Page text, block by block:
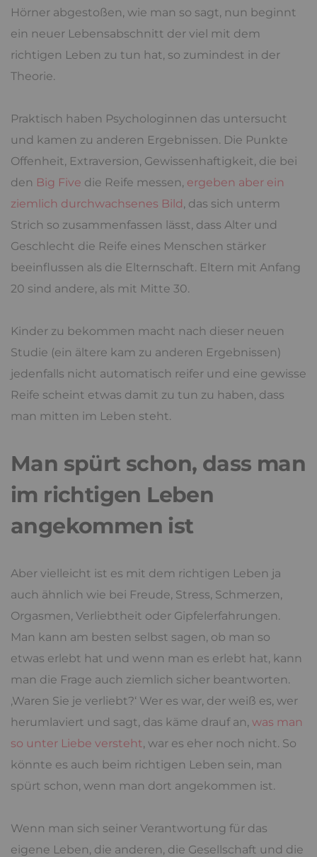
Hörner abgestoßen, wie man so sagt, nun beginnt
ein neuer Lebensabschnitt der viel mit dem
richtigen Leben zu tun hat, so zumindest in der
Theorie.
Praktisch haben Psychologinnen das untersucht
und kamen zu anderen Ergebnissen. Die Punkte
Offenheit, Extraversion, Gewissenhaftigkeit, die bei
den Big Five die Reife messen, ergeben aber ein
ziemlich durchwachsenes Bild, das sich unterm
Strich so zusammenfassen lässt, dass Alter und
Geschlecht die Reife eines Menschen stärker
beeinflussen als die Elternschaft. Eltern mit Anfang
20 sind andere, als mit Mitte 30.
Kinder zu bekommen macht nach dieser neuen
Studie (ein ältere kam zu anderen Ergebnissen)
jedenfalls nicht automatisch reifer und eine gewisse
Reife scheint etwas damit zu tun zu haben, dass
man mitten im Leben steht.
Man spürt schon, dass man
im richtigen Leben
angekommen ist
Aber vielleicht ist es mit dem richtigen Leben ja
auch ähnlich wie bei Freude, Stress, Schmerzen,
Orgasmen, Verliebtheit oder Gipfelerfahrungen.
Man kann am besten selbst sagen, ob man so
etwas erlebt hat und wenn man es erlebt hat, kann
man die Frage auch ziemlich sicher beantworten.
‚Waren Sie je verliebt?‘ Wer es war, der weiß es, wer
herumlaviert und sagt, das käme drauf an, was man
so unter Liebe versteht, war es eher noch nicht. So
könnte es auch beim richtigen Leben sein, man
spürt schon, wenn man dort angekommen ist.
Wenn man sich seiner Verantwortung für das
eigene Leben, die anderen, die Gesellschaft und die